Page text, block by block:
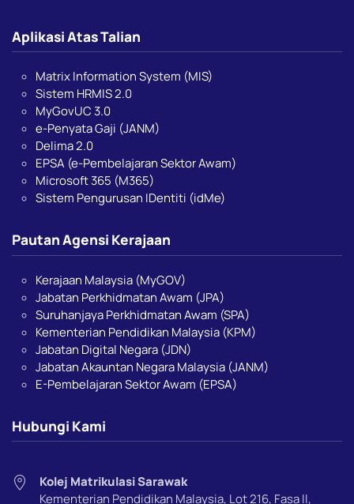
Pautan Agensi Kerajaan
Kerajaan Malaysia (MyGOV)
Jabatan Perkhidmatan Awam (JPA)
Suruhanjaya Perkhidmatan Awam (SPA)
Kementerian Pendidikan Malaysia (KPM)
Jabatan Digital Negara (JDN)
Jabatan Akauntan Negara Malaysia (JANM)
E-Pembelajaran Sektor Awam (EPSA)
Aplikasi Atas Talian
Matrix Information System (MIS)
Sistem HRMIS 2.0
MyGovUC 3.0
e-Penyata Gaji (JANM)
Delima 2.0
EPSA (e-Pembelajaran Sektor Awam)
Microsoft 365 (M365)
Sistem Pengurusan IDentiti (idMe)
Hubungi Kami
Kolej Matrikulasi Sarawak
Kementerian Pendidikan Malaysia, Lot 216, Fasa ll,